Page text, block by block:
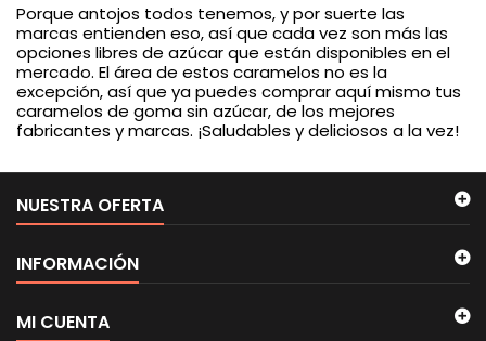
Porque antojos todos tenemos, y por suerte las
marcas entienden eso, así que cada vez son más las
opciones libres de azúcar que están disponibles en el
mercado. El área de estos caramelos no es la
excepción, así que ya puedes comprar aquí mismo tus
caramelos de goma sin azúcar, de los mejores
fabricantes y marcas. ¡Saludables y deliciosos a la vez!
NUESTRA OFERTA
INFORMACIÓN
MI CUENTA